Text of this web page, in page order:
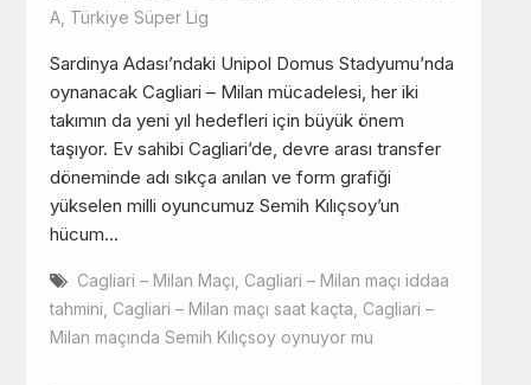
A, Türkiye Süper Lig
Sardinya Adası’ndaki Unipol Domus Stadyumu’nda
oynanacak Cagliari – Milan mücadelesi, her iki
takımın da yeni yıl hedefleri için büyük önem
taşıyor. Ev sahibi Cagliari’de, devre arası transfer
döneminde adı sıkça anılan ve form grafiği
yükselen milli oyuncumuz Semih Kılıçsoy’un
hücum…
Cagliari – Milan Maçı Cagliari – Milan maçı iddaa
tahmini Cagliari – Milan maçı saat kaçta Cagliari –
Milan maçında Semih Kılıçsoy oynuyor mu